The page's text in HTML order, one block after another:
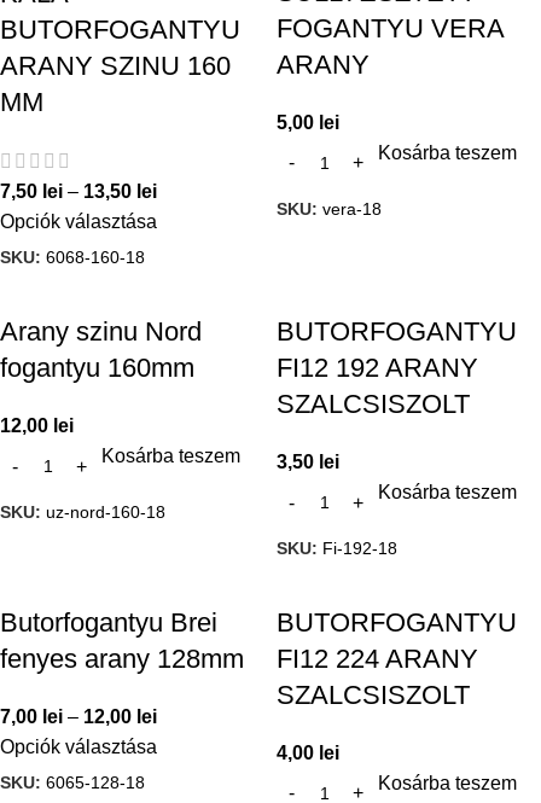
BUTORFOGANTYU
ARANY SZINU 160
MM
7,50 lei – 13,50 lei
Opciók választása
SKU: 6068-160-18
FOGANTYU VERA
ARANY
5,00 lei
Kosárba teszem
SKU: vera-18
Arany szinu Nord
fogantyu 160mm
12,00 lei
Kosárba teszem
SKU: uz-nord-160-18
BUTORFOGANTYU
FI12 192 ARANY
SZALCSISZOLT
3,50 lei
Kosárba teszem
SKU: Fi-192-18
Butorfogantyu Brei
fenyes arany 128mm
7,00 lei – 12,00 lei
Opciók választása
SKU: 6065-128-18
BUTORFOGANTYU
FI12 224 ARANY
SZALCSISZOLT
4,00 lei
Kosárba teszem